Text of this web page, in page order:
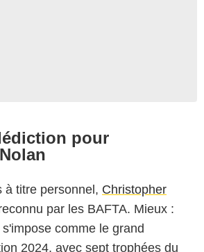
pour
à titre personnel, Christopher
par les BAFTA. Mieux :
s'impose comme le grand
2024, avec sept trophées du